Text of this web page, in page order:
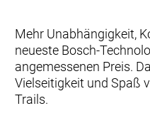
Mehr Unabhängigkeit,
neueste Bosch-
angemessenen Preis.
Vielseitigkeit und Spaß
Trails.